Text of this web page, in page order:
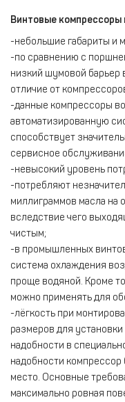
Винтовые
-небольшие габариты и
-по сравнению с
низкий шумовой барьер
отличие от
-данные компрессоры
автоматизированную
способствует
сервисное
-невысокий уровень
-потребляют
миллиграммов масла на
вследствие чего
чистым;
-в промышленных
система охлаждения
проще водяной. Кроме
можно применять для
-лёгкость при
размеров для
надобности в
надобности
место. Основные
максимально ровная